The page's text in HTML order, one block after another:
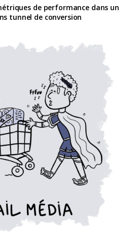
de performance dans un
tunnel de conversion